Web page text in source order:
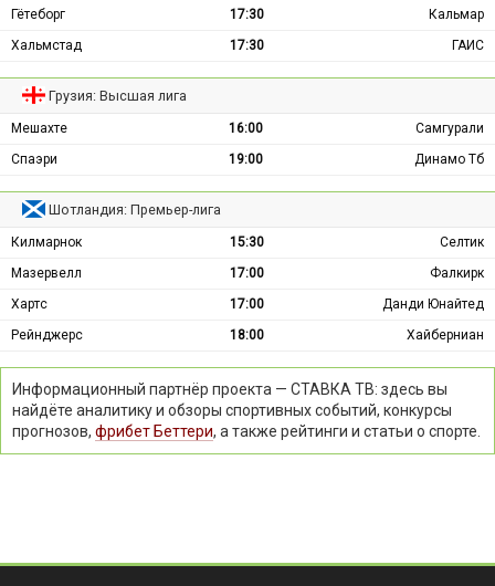
Гётеборг
17:30
Кальмар
Хальмстад
17:30 ГАИС
Грузия: Высшая лига
Мешахте 16:00
Самгурали
Спаэри
19:00 Динамо Тб
Шотландия: Премьер-лига
Килмарнок 15:30
Селтик
Мазервелл
17:00
Фалкирк
Хартс
17:00
Данди Юнайтед
Рейнджерс
18:00 Хайберниан
Информационный партнёр проекта — СТАВКА ТВ: здесь вы
найдёте аналитику и обзоры спортивных событий, конкурсы
прогнозов, фрибет Беттери, а также рейтинги и статьи о спорте.